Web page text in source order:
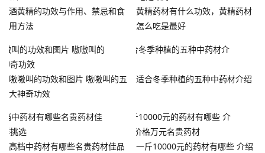
酒黄精的功效与作用、禁忌和食
用方法
黄精药材有什么功效，黄精药材
怎么吃是最好
嗷嗷叫的功效和图片 嗷嗷叫的五
大神奇功效
适合冬季种植的五种中药材介绍
高档中药材有哪些名贵药材佳品
一斤10000元的药材有哪些 介绍